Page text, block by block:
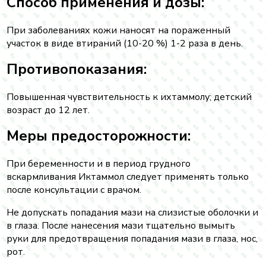
При заболеваниях кожи наносят на пораженный
участок в виде втираний (10-20 %) 1-2 раза в день.
Противопоказания:
Повышенная чувствительность к ихтаммолу; детский
возраст до 12 лет.
Меры предосторожности:
При беременности и в период грудного
вскармливания Иктаммол следует применять только
после консультации с врачом.
Не допускать попадания мази на слизистые оболочки и
в глаза. После нанесения мази тщательно вымыть
руки для предотвращения попадания мази в глаза, нос,
рот.